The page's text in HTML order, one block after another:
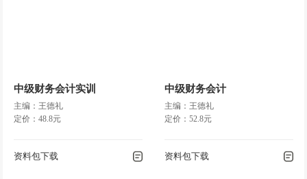
中级财务会计实训
主编：王德礼
定价：48.8元
资料包下载
中级财务会计
主编：王德礼
定价：52.8元
资料包下载